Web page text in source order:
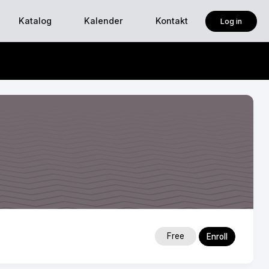
Katalog Kalender Kontakt Log in
Free Enroll